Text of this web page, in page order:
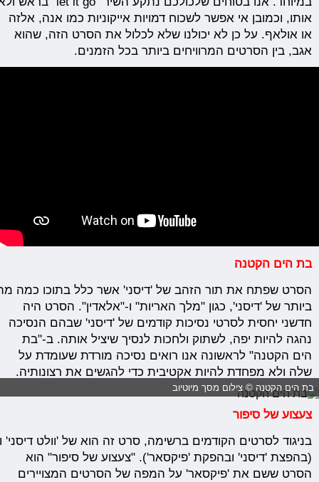
אותו, וכמובן אי אפשר לשכוח דמויות אייקוניות כמו אנה, אלזה
או אולאף. על כן לא יכולנו שלא לכלול את הסרט הזה, שהוא
אגב, בין הסרטים המרוויחים ביותר בכל הזמנים.
בת הים הקטנה
הסרט שפתח את תור הזהב של 'דיסני' אשר כלל בתוכו כמה
ביותר של 'דיסני', כגון "מלך האריות" ו-"אלאדין". הסרט היה
חדשני יחסית לסרטי נסיכות קודמים של 'דיסני' שבהם הנסיכה
נהגה להיות יפה, לשתוק ולחכות לנסיך שיציל אותה.ב-"בת
הים הקטנה" לראשונה אנו רואים נסיכה מורדת שעומדת על
שלה ולא מפחדת להיות אקטיבית כדי להגשים את רצונותיה.
בת הים הקטנה © צילום מסך מיוטיוב
צעצוע של סיפור
בניגוד לסרטים הקודמים ברשימה, סרט זה הוא של 'וולטדיסני'
(בהפצת 'דיסני' ובהפקת 'פיקסאר'). "צעצוע של סיפור" הוא
הסרט ששם את 'פיקסאר' על המפה של הסרטים המצויירים